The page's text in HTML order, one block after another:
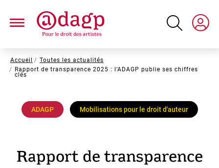
contenu
Fil
d'Ariane
Accueil
Toutes les actualités
Rapport de transparence 2025 : l’ADAGP publie ses chiffres
clés
ADAGP Mobilisations pour le droit d'auteur
Rapport de transparence